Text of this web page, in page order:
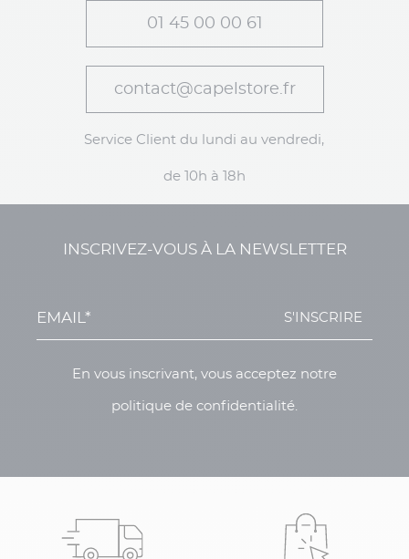
01 45 00 00 61
contact@capelstore.fr
Service Client du lundi au vendredi,
de 10h à 18h
INSCRIVEZ-VOUS À LA NEWSLETTER
S'INSCRIRE
En vous inscrivant, vous acceptez notre
politique de confidentialité.